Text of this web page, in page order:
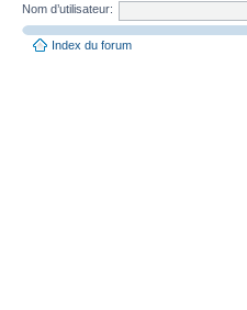
Nom d’utilisateur:
Index du forum